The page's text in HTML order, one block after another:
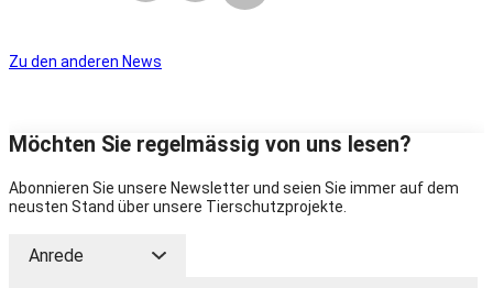
Zu den anderen News
Möchten Sie regelmässig von uns lesen?
Abonnieren Sie unsere Newsletter und seien Sie immer auf dem
neusten Stand über unsere Tierschutzprojekte.